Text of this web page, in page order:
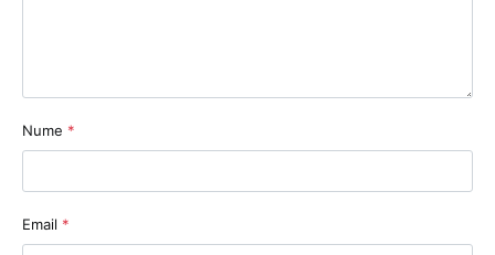
Nume *
Email *